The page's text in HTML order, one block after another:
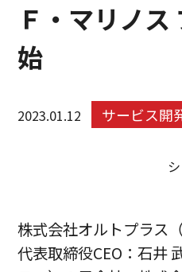
Ｆ・マリノ
始
2023.01.12 サービス開
株式会社オルトプラス
代表取締役CEO：石井